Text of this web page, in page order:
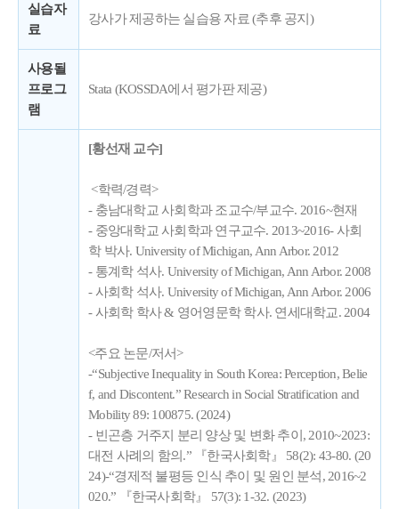
실습자
료
강사가 제공하는 실습용 자료 (추후 공지)
사용될
프로그
램
Stata (KOSSDA에서 평가판 제공)
[황선재 교수]
<학력/경력>
- 충남대학교 사회학과 조교수/부교수. 2016~현재
- 중앙대학교 사회학과 연구교수. 2013~2016- 사회
학 박사. University of Michigan, Ann Arbor. 2012
- 통계학 석사. University of Michigan, Ann Arbor. 2008
- 사회학 석사. University of Michigan, Ann Arbor. 2006
- 사회학 학사 & 영어영문학 학사. 연세대학교. 2004
<주요 논문/저서>
-“Subjective Inequality in South Korea: Perception, Belie
f, and Discontent.” Research in Social Stratification and
Mobility 89: 100875. (2024)
- 빈곤층 거주지 분리 양상 및 변화 추이, 2010~2023:
대전 사례의 함의.” 『한국사회학』 58(2): 43-80. (20
24)-“경제적 불평등 인식 추이 및 원인 분석, 2016~2
020.” 『한국사회학』 57(3): 1-32. (2023)